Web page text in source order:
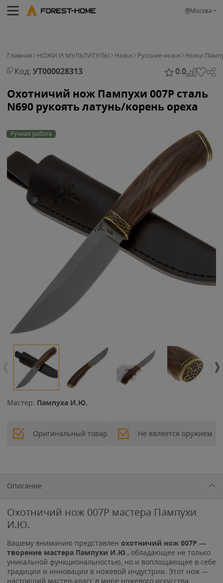
Москва
Главная НОЖИ И МУЛЬТИТУЛЫ Ножи Русские ножи Ножи
Код: УТ000028313 0.0
Охотничий нож Пампухи 007Р сталь
N690 рукоять латунь/корень ореха
Ручная работа
Мастер: Пампуха И.Ю.
Оригинальный товар Не является оружием
Описание
Охотничий нож 007P мастера Пампухи
И.Ю.
Вашему вниманию представлен охотничий нож 007Р —
творение мастера Пампухи И.Ю., обладающее не только
уникальной функциональностью, но и воплощающее в себе
традиции и инновации в ножевой индустрии. Этот нож —
настоящий мастер-класс в мире ножевого искусства,